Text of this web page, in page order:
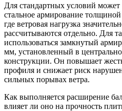
Для стандартных условий
стальное армирование
где ветровая нагрузка
рассчитываются отдельно. Для
использоваться замкнутый
мм, установленный в
конструкции. Он повышает
профиля и снижает риск
сильных порывах ветра.
Как выполняется расширение
влияет ли оно на прочность